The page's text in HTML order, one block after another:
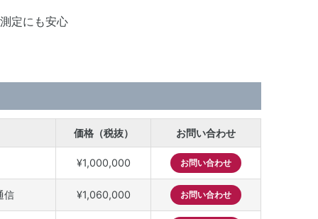
定にも安心
価格（税抜） お問い合わせ
¥1,000,000 お問い合わせ
信 ¥1,060,000 お問い合わせ